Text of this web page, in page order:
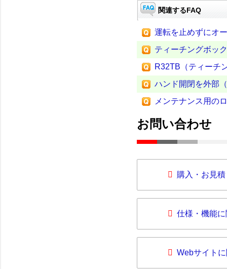
関連するFAQ
運転を止めずにオ
ティーチングボッ
R32TB（ティーチ
ハンド開閉を外部
メンテナンス用の
お問い合わせ
購入・お見
仕様・機能
Webサイト